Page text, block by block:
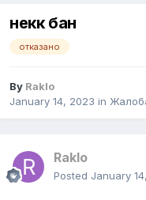
некк бан
отказано
By Raklo
January 14, 2023 in
Raklo
Posted January